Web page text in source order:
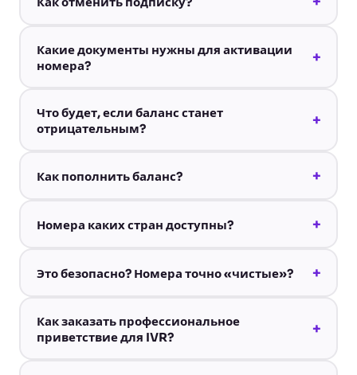
Какие документы нужны для активации
номера?
+
Что будет, если баланс станет
отрицательным?
+
Как пополнить баланс? +
Номера каких стран доступны? +
Это безопасно? Номера точно «чистые»? +
Как заказать профессиональное
приветствие для IVR?
+